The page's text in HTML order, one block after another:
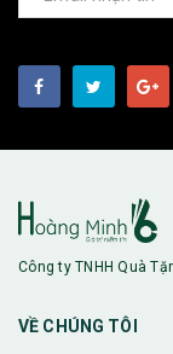
Công ty TNHH Quà
VỀ CHÚNG TÔI